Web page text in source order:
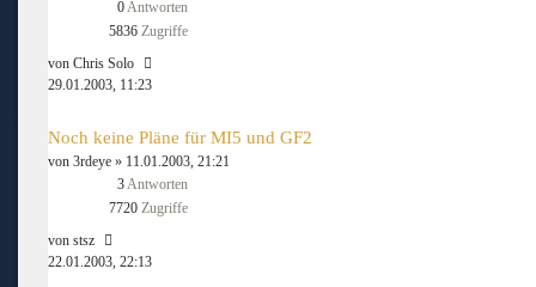
0Antworten
5836 Zugriffe
von Chris Solo
29.01.2003, 11:23
Noch keine Pläne für MI5 und GF2
von 3rdeye » 11.01.2003, 21:21
3Antworten
7720 Zugriffe
von stsz
22.01.2003, 22:13